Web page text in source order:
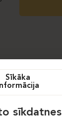
Sīkāka
sīkdatnes